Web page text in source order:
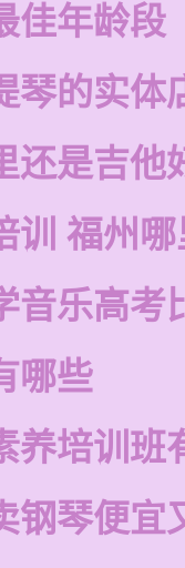
佳年龄段
琴的实体
还是吉他
训 福州
音乐高考
哪些
养培训班
钢琴便宜